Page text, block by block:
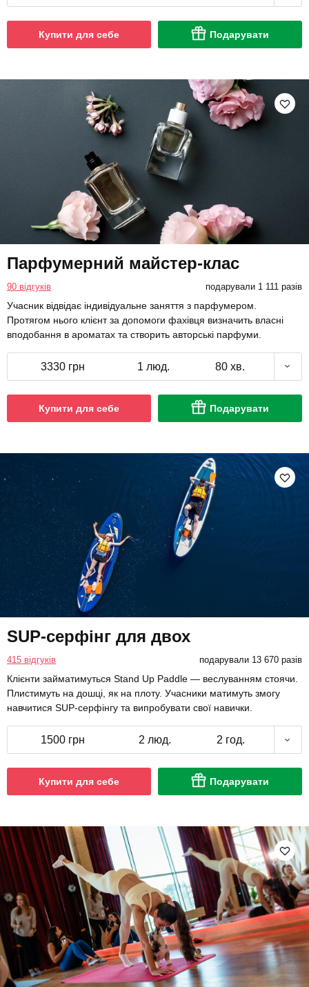
Купити для себе Подарувати
Парфумерний майстер-клас
90 відгуків подарували 1 111 разів
Учасник відвідає індивідуальне заняття з парфумером.
Протягом нього клієнт за допомоги фахівця визначить власні
вподобання в ароматах та створить авторські парфуми.
3330 грн 1 люд. 80 хв.
Купити для себе Подарувати
SUP-серфінг для двох
415 відгуків подарували 13 670 разів
Клієнти займатимуться Stand Up Paddle — веслуванням стоячи.
Плистимуть на дошці, як на плоту. Учасники матимуть змогу
навчитися SUP-серфінгу та випробувати свої навички.
1500 грн 2 люд. 2 год.
Купити для себе Подарувати